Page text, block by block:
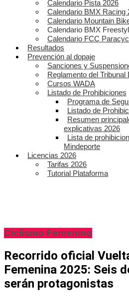
Calendario Pista 2026
Calendario BMX Racing
Calendario Mountain
Calendario BMX
Calendario FCC
Resultados
Prevención al dopaje
Sanciones y
Reglamento del Tribunal
Cursos WADA
Listado de Prohibiciones
Programa de
Listado de
Resumen
explicativas 2026
Lista de
Mindeporte
Licencias 2026
Tarifas 2026
Tutorial Plataforma
Ciclismo Femenino
Recorrido oficial
Femenina 2025: Seis
serán protagonistas